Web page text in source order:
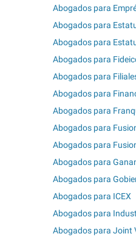
Abogados para
Abogados para
Abogados para
Abogados para
Abogados para
Abogados para
Abogados para
Abogados para
Abogados para
Abogados para
Abogados para
Abogados para ICEX
Abogados para
Abogados para Joint